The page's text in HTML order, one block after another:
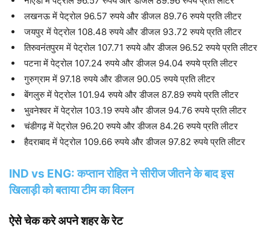
लखनऊ में पेट्रोल 96.57 रुपये और डीजल 89.76 रुपये प्रति लीटर
जयपुर में पेट्रोल 108.48 रुपये और डीजल 93.72 रुपये प्रति लीटर
तिरुवनंतपुरम में पेट्रोल 107.71 रुपये और डीजल 96.52 रुपये प्रति लीटर
पटना में पेट्रोल 107.24 रुपये और डीजल 94.04 रुपये प्रति लीटर
गुरुग्राम में 97.18 रुपये और डीजल 90.05 रुपये प्रति लीटर
बेंगलुरु में पेट्रोल 101.94 रुपये और डीजल 87.89 रुपये प्रति लीटर
भुवनेश्वर में पेट्रोल 103.19 रुपये और डीजल 94.76 रुपये प्रति लीटर
चंडीगढ़ में पेट्रोल 96.20 रुपये और डीजल 84.26 रुपये प्रति लीटर
हैदराबाद में पेट्रोल 109.66 रुपये और डीजल 97.82 रुपये प्रति लीटर
IND vs ENG: कप्तान रोहित ने सीरीज जीतने के बाद इस
खिलाड़ी को बताया टीम का विलन
ऐसे चेक करे अपने शहर के रेट